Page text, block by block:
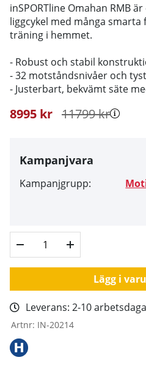
inSPORTline Omahan RMB
liggcykel med många
träning i hemmet.
- Robust och stabil
- 32 motståndsnivåer och
- Justerbart, bekvämt säte
11799kr
8995 kr
Kampanjvara
Kampanjgrupp:
Lägg i
Leverans: 2-10
Artnr: IN-20214